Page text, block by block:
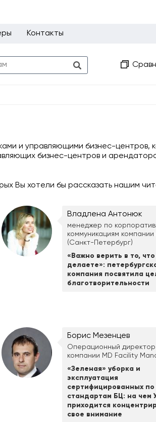
Контакты
и управляющими бизнес-
бизнес-центров и
Вы хотели бы рассказать нашим
Владлена Антонюк
менеджер по
коммуникациям
(Санкт-Петербург)
«Важно верить в то,
делаете»:
компания посвятила
благотворительности
Борис Мезенцев
Операционный директор
компании MD Facility
«Зеленая» уборка и
эксплуатация
сертифицированных по
стандартам БЦ: на чем
приходится
свое внимание